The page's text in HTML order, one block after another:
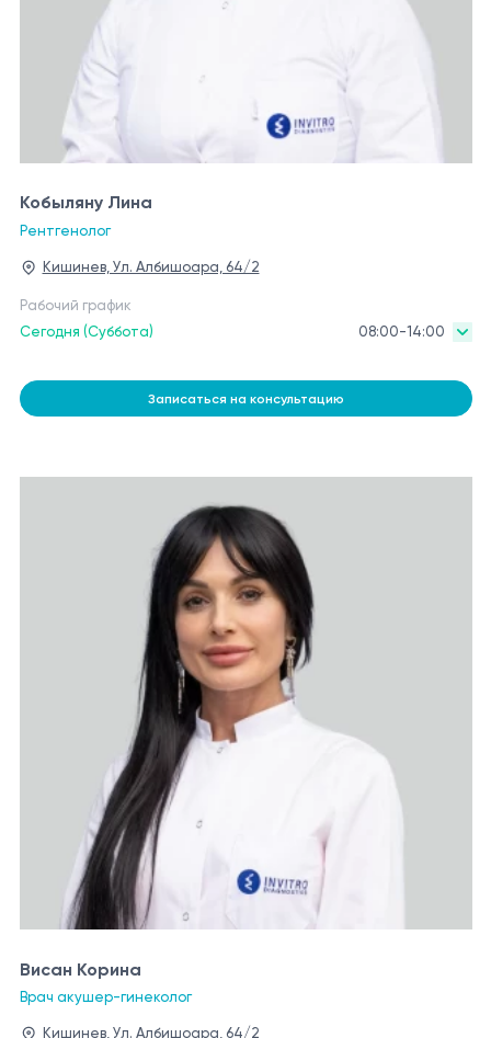
Кобыляну Лина
Рентгенолог
Кишинев, Ул. Албишоара, 64/2
Рабочий график
Сегодня (Суббота)
08:00-14:00
Записаться на консультацию
Висан Корина
Врач акушер-гинеколог
Кишинев, Ул. Албишоара, 64/2